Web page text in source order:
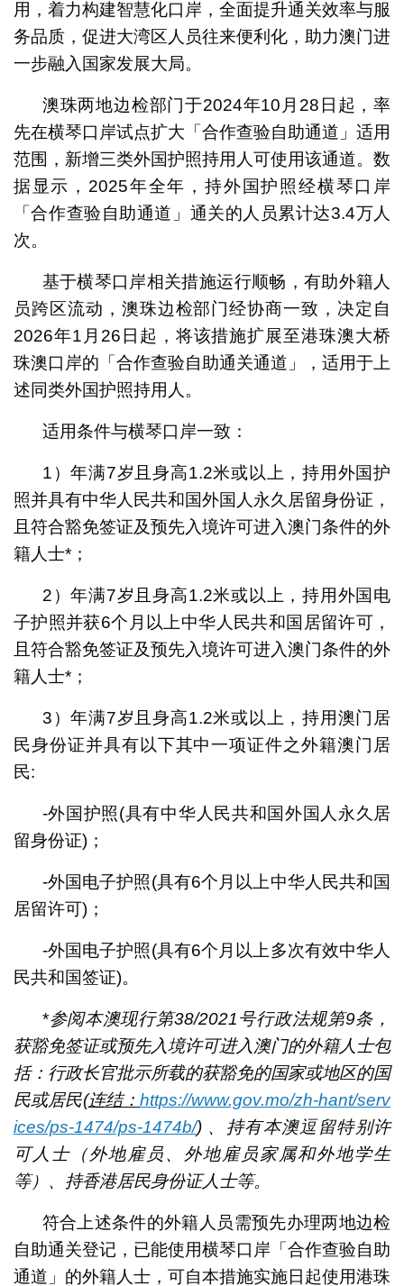
用，着力构建智慧化口岸，全面提升通关效率与服
务品质，促进大湾区人员往来便利化，助力澳门进
一步融入国家发展大局。
澳珠两地边检部门于2024年10月28日起，率
先在横琴口岸试点扩大「合作查验自助通道」适用
范围，新增三类外国护照持用人可使用该通道。数
据显示，2025年全年，持外国护照经横琴口岸
「合作查验自助通道」通关的人员累计达3.4万人
次。
基于横琴口岸相关措施运行顺畅，有助外籍人
员跨区流动，澳珠边检部门经协商一致，决定自
2026年1月26日起，将该措施扩展至港珠澳大桥
珠澳口岸的「合作查验自助通关通道」，适用于上
述同类外国护照持用人。
适用条件与横琴口岸一致：
1）年满7岁且身高1.2米或以上，持用外国护
照并具有中华人民共和国外国人永久居留身份证，
且符合豁免签证及预先入境许可进入澳门条件的外
籍人士*；
2）年满7岁且身高1.2米或以上，持用外国电
子护照并获6个月以上中华人民共和国居留许可，
且符合豁免签证及预先入境许可进入澳门条件的外
籍人士*；
3）年满7岁且身高1.2米或以上，持用澳门居
民身份证并具有以下其中一项证件之外籍澳门居
民:
-外国护照(具有中华人民共和国外国人永久居
留身份证)；
-外国电子护照(具有6个月以上中华人民共和国
居留许可)；
-外国电子护照(具有6个月以上多次有效中华人
民共和国签证)。
*参阅本澳现行第38/2021号行政法规第9条，
获豁免签证或预先入境许可进入澳门的外籍人士包
括：行政长官批示所载的获豁免的国家或地区的国
民或居民(连结：https://www.gov.mo/zh-hant/serv
ices/ps-1474/ps-1474b/) 、持有本澳逗留特别许
可人士（外地雇员、外地雇员家属和外地学生
等）、持香港居民身份证人士等。
符合上述条件的外籍人员需预先办理两地边检
自助通关登记，已能使用横琴口岸「合作查验自助
通道」的外籍人士，可自本措施实施日起使用港珠